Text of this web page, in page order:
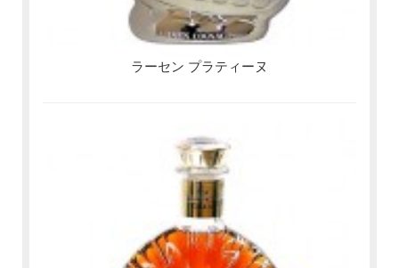
ラーセン プラティーヌ